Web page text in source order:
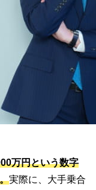
万円という数字
実際に、大手乗合